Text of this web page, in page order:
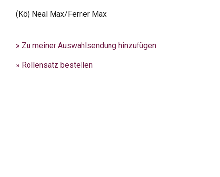
(Kö) Neal Max/Ferner Max
» Zu meiner Auswahlsendung hinzufügen
» Rollensatz bestellen